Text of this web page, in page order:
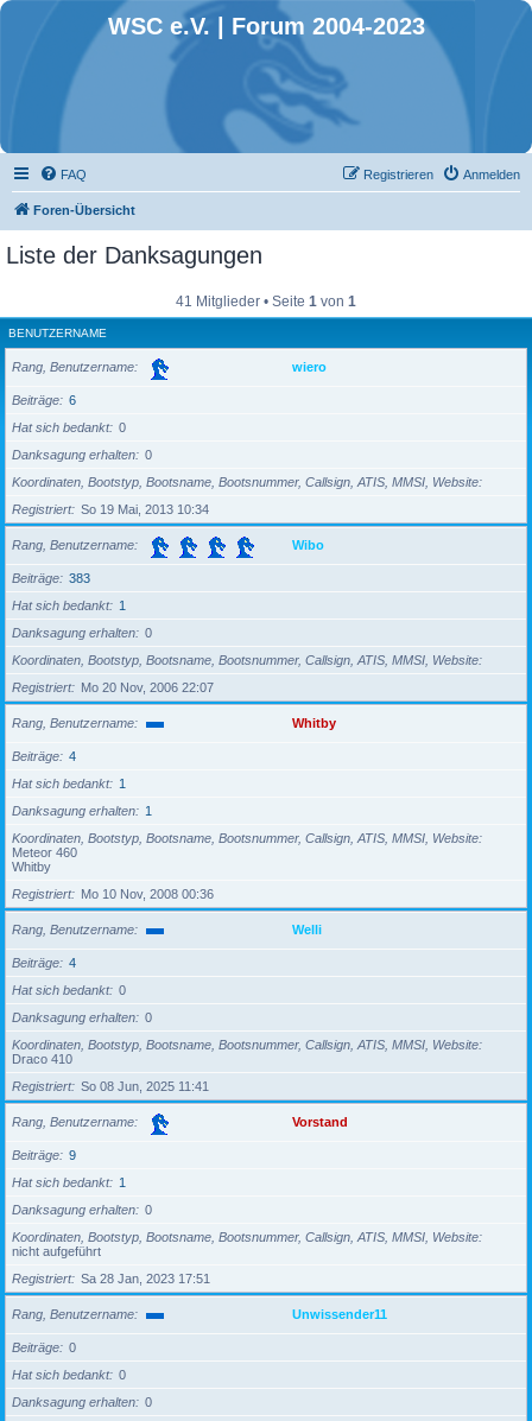
WSC e.V. | Forum 2004-2023
FAQ Anmelden
Registrieren
Foren-Übersicht
Liste der Danksagungen
41 Mitglieder • Seite 1 von 1
BENUTZERNAME
Rang, Benutzername wiero
Beiträge
6
Hat sich bedankt
0
Danksagung erhalten
0
Koordinaten, Bootstyp, Bootsname, Bootsnummer, Callsign, ATIS, MMSI, Website
Registriert
So 19 Mai, 2013 10:34
Rang, Benutzername Wibo
Beiträge
383
Hat sich bedankt
1
Danksagung erhalten
0
Koordinaten, Bootstyp, Bootsname, Bootsnummer, Callsign, ATIS, MMSI, Website
Registriert
Mo 20 Nov, 2006 22:07
Rang, Benutzername Whitby
Beiträge
4
Hat sich bedankt
1
Danksagung erhalten
1
Koordinaten, Bootstyp, Bootsname, Bootsnummer, Callsign, ATIS, MMSI, Website
Meteor 460
Whitby
Registriert
Mo 10 Nov, 2008 00:36
Rang, Benutzername Welli
Beiträge
4
Hat sich bedankt
0
Danksagung erhalten
0
Koordinaten, Bootstyp, Bootsname, Bootsnummer, Callsign, ATIS, MMSI, Website
Draco 410
Registriert
So 08 Jun, 2025 11:41
Rang, Benutzername Vorstand
Beiträge
9
Hat sich bedankt
1
Danksagung erhalten
0
Koordinaten, Bootstyp, Bootsname, Bootsnummer, Callsign, ATIS, MMSI, Website
nicht aufgeführt
Registriert
Sa 28 Jan, 2023 17:51
Rang, Benutzername Unwissender11
Beiträge
0
Hat sich bedankt
0
Danksagung erhalten
0